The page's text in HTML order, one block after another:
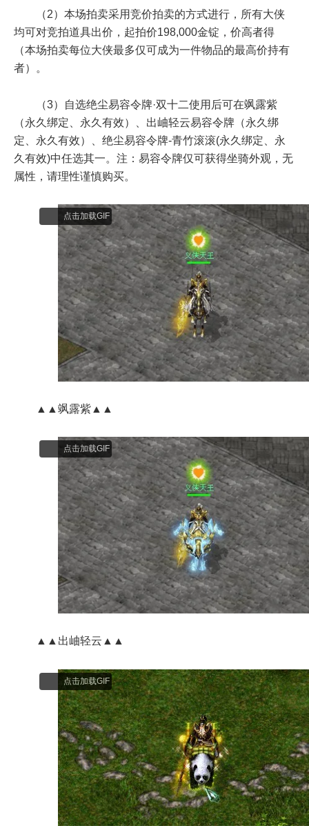
（2）本场拍卖采用竞价拍卖的方式进行，所有大侠
均可对竞拍道具出价，起拍价198,000金锭，价高者得
（本场拍卖每位大侠最多仅可成为一件物品的最高价持有
者）。
（3）自选绝尘易容令牌·双十二使用后可在飒露紫
（永久绑定、永久有效）、出岫轻云易容令牌（永久绑
定、永久有效）、绝尘易容令牌-青竹滚滚(永久绑定、永
久有效)中任选其一。注：易容令牌仅可获得坐骑外观，无
属性，请理性谨慎购买。
点击加载GIF
▲▲飒露紫▲▲
点击加载GIF
▲▲出岫轻云▲▲
点击加载GIF